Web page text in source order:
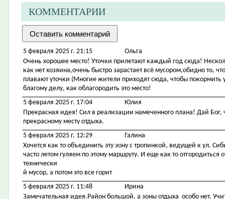
КОММЕНТАРИИ
5 февраля 2025 г. 21:15
Ольга
Очень хорошее место! Уточки прилетают каждый год сюда!
как нет хозяина,очень быстро зарастает всё мусором,обидно то,
плавают уточки (Многие жители приходят сюда, чтобы покормить
благому делу, как облагородить это место!
5 февраля 2025 г. 17:04
Юлия
Прекрасная идея! Сил в реализации намеченного плана! Дай
прекрасному месту отдыха.
5 февраля 2025 г. 12:29
Галина
Хочется как то объединить эту зону с тропинкой, ведущей к ул.
часто летом гуляем по этому маршруту. И еще как то
технически
й мусор, а потом это все горит
5 февраля 2025 г. 11:48
Ирина
Замечательная идея.Район большой, а зоны отдыха особо нет.